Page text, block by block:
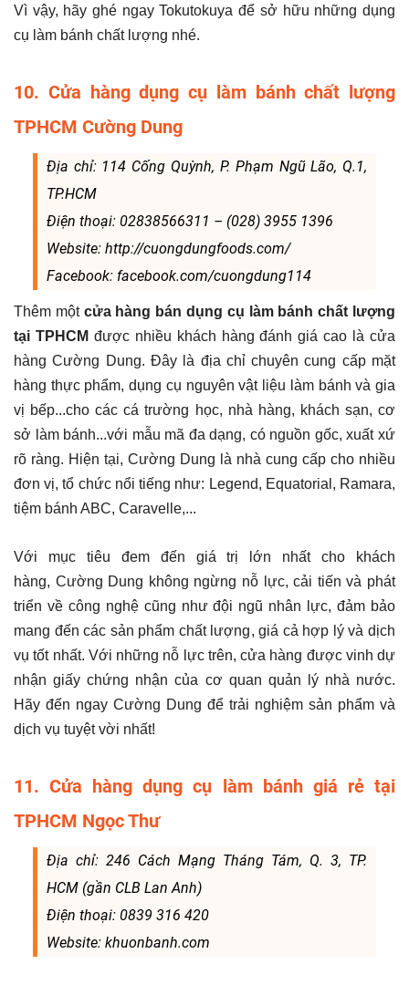
Vì vậy, hãy ghé ngay Tokutokuya để sở hữu những dụng
cụ làm bánh chất lượng nhé.
10. Cửa hàng dụng cụ làm bánh chất lượng
TPHCM Cường Dung
Địa chỉ: 114 Cống Quỳnh, P. Phạm Ngũ Lão, Q.1,
TP.HCM
Điện thoại: 02838566311 – (028) 3955 1396
Website: http://cuongdungfoods.com/
Facebook: facebook.com/cuongdung114
Thêm một cửa hàng bán dụng cụ làm bánh chất lượng
tại TPHCM được nhiều khách hàng đánh giá cao là cửa
hàng Cường Dung. Đây là địa chỉ chuyên cung cấp mặt
hàng thực phẩm, dụng cụ nguyên vật liệu làm bánh và gia
vị bếp...cho các cá trường học, nhà hàng, khách sạn, cơ
sở làm bánh...với mẫu mã đa dạng, có nguồn gốc, xuất xứ
rõ ràng. Hiện tại, Cường Dung là nhà cung cấp cho nhiều
đơn vị, tổ chức nổi tiếng như: Legend, Equatorial, Ramara,
tiệm bánh ABC, Caravelle,...
Với mục tiêu đem đến giá trị lớn nhất cho khách
hàng, Cường Dung không ngừng nỗ lực, cải tiến và phát
triển về công nghệ cũng như đội ngũ nhân lực, đảm bảo
mang đến các sản phẩm chất lượng, giá cả hợp lý và dịch
vụ tốt nhất. Với những nỗ lực trên, cửa hàng được vinh dự
nhận giấy chứng nhận của cơ quan quản lý nhà nước.
Hãy đến ngay Cường Dung để trải nghiệm sản phẩm và
dịch vụ tuyệt vời nhất!
11. Cửa hàng dụng cụ làm bánh giá rẻ tại
TPHCM Ngọc Thư
Địa chỉ: 246 Cách Mạng Tháng Tám, Q. 3, TP.
HCM (gần CLB Lan Anh)
Điện thoại: 0839 316 420
Website: khuonbanh.com